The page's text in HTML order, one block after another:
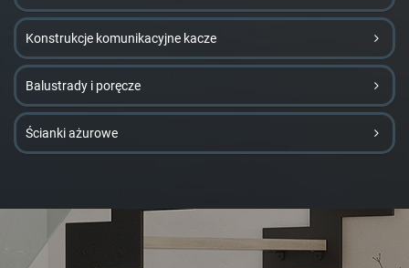
Konstrukcje komunikacyjne kacze
Balustrady i poręcze
Ścianki ażurowe